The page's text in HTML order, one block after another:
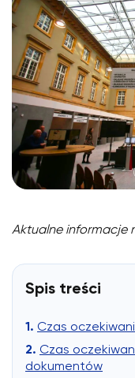
Aktualne informacje
Spis treści
Czas
Czas
dokumentów